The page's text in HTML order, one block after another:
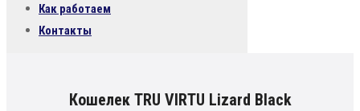
Как работаем
Контакты
Кошелек TRU VIRTU Lizard Black